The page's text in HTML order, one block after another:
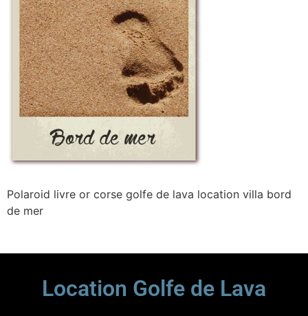
Polaroid livre or corse golfe de lava location villa bord
de mer
Location Golfe de Lava